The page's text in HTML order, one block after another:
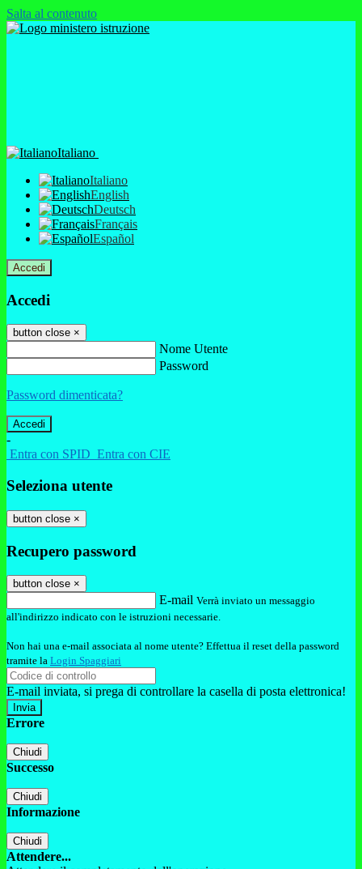
Salta al contenuto
Italiano
Italiano
English
Deutsch
Français
Español
Accedi
Accedi
button close ×
Nome Utente
Password
Password dimenticata?
-
Entra con SPID Entra con CIE
Seleziona utente
button close ×
Recupero password
button close ×
E-mail Verrà inviato un messaggio
all'indirizzo indicato con le istruzioni necessarie.
Non hai una e-mail associata al nome utente? Effettua il reset della password
tramite la Login Spaggiari
E-mail inviata, si prega di controllare la casella di posta elettronica!
Errore
Chiudi
Successo
Chiudi
Informazione
Chiudi
Attendere...